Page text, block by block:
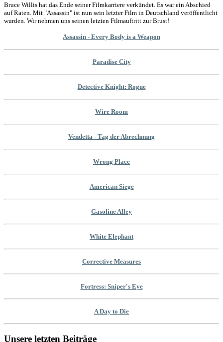
Bruce Willis hat das Ende seiner Filmkarriere verkündet. Es war ein Abschied
auf Raten. Mit "Assassin" ist nun sein letzter Film in Deutschland veröffentlicht
wurden. Wir nehmen uns seinen letzten Filmauftritt zur Brust!
Assassin - Every Body is a Weapon
Paradise City
Detective Knight: Rogue
Wire Room
Vendetta - Tag der Abrechnung
Wrong Place
American Siege
Gasoline Alley
White Elephant
Corrective Measures
Fortress: Sniper's Eye
A Day to Die
Unsere letzten Beiträge